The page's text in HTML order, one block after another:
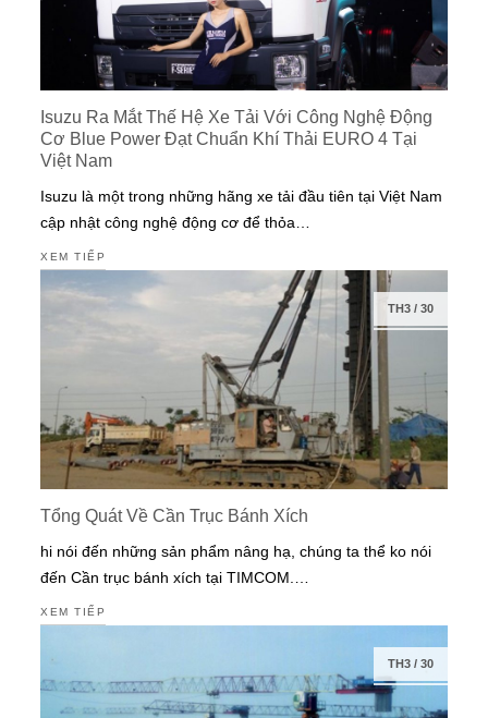
Isuzu Ra Mắt Thế Hệ Xe Tải Với Công Nghệ Động
Cơ Blue Power Đạt Chuẩn Khí Thải EURO 4 Tại
Việt Nam
Isuzu là một trong những hãng xe tải đầu tiên tại Việt Nam
cập nhật công nghệ động cơ để thỏa…
XEM TIẾP
TH3/ 30
Tổng Quát Về Cần Trục Bánh Xích
hi nói đến những sản phẩm nâng hạ, chúng ta thể ko nói
đến Cần trục bánh xích tại TIMCOM.…
XEM TIẾP
TH3/ 30